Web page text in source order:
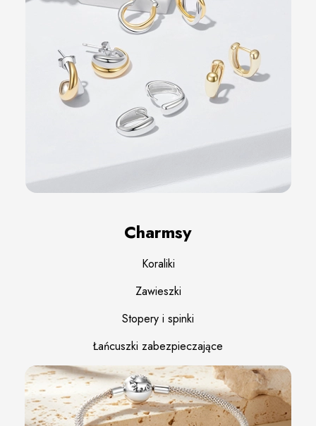
Charmsy
Koraliki
Zawieszki
Stopery i spinki
Łańcuszki zabezpieczające